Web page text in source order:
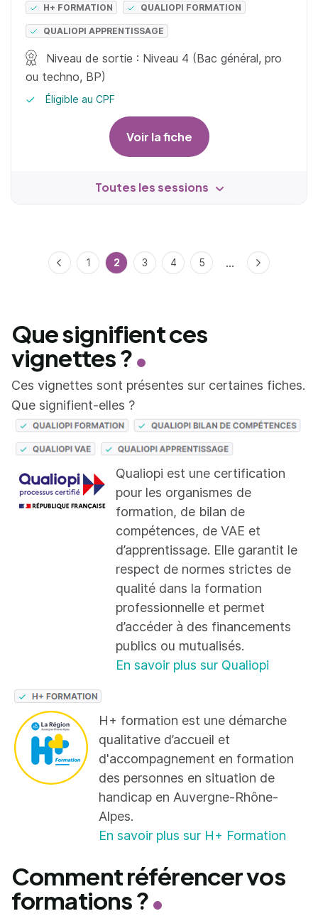
H+ FORMATION QUALIOPI FORMATION
QUALIOPI APPRENTISSAGE
Niveau de sortie : Niveau 4 (Bac général, pro
ou techno, BP)
Éligible au CPF
Voir la fiche
Toutes les sessions
Précédent
1 2 3 4 5 ... Suivant
Que signifient ces
vignettes ?
Ces vignettes sont présentes sur certaines fiches.
Que signifient-elles ?
Qualiopi est une certification
pour les organismes de
formation, de bilan de
compétences, de VAE et
d’apprentissage. Elle garantit le
respect de normes strictes de
qualité dans la formation
professionnelle et permet
d’accéder à des financements
publics ou mutualisés.
En savoir plus sur Qualiopi
H+ formation est une démarche
qualitative d’accueil et
d'accompagnement en formation
des personnes en situation de
handicap en Auvergne-Rhône-
Alpes.
En savoir plus sur H+ Formation
Comment référencer vos
formations ?